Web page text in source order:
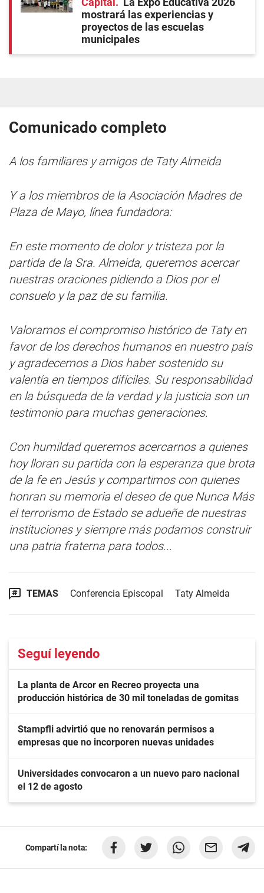
mostrará las experiencias y
proyectos de las escuelas
municipales
Comunicado completo
A los familiares y amigos de Taty Almeida
Y a los miembros de la Asociación Madres de
Plaza de Mayo, línea fundadora:
En este momento de dolor y tristeza por la
partida de la Sra. Almeida, queremos acercar
nuestras oraciones pidiendo a Dios por el
consuelo y la paz de su familia.
Valoramos el compromiso histórico de Taty en
favor de los derechos humanos en nuestro país
y agradecemos a Dios haber sostenido su
valentía en tiempos difíciles. Su responsabilidad
en la búsqueda de la verdad y la justicia son un
testimonio para muchas generaciones.
Con humildad queremos acercarnos a quienes
hoy lloran su partida con la esperanza que brota
de la fe en Jesús y compartimos con quienes
honran su memoria el deseo de que Nunca Más
el terrorismo de Estado se adueñe de nuestras
instituciones y siempre más podamos construir
una patria fraterna para todos...
TEMAS Conferencia Episcopal Taty Almeida
Seguí leyendo
La planta de Arcor en Recreo proyecta una
producción histórica de 30 mil toneladas de gomitas
Stampfli advirtió que no renovarán permisos a
empresas que no incorporen nuevas unidades
Universidades convocaron a un nuevo paro nacional
el 12 de agosto
Compartí la nota: